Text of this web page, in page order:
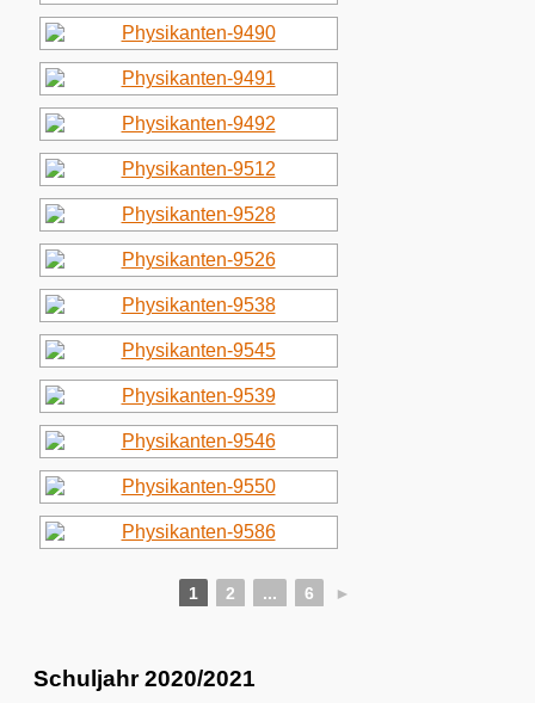
1 2 ... 6 ►
Schuljahr 2020/2021